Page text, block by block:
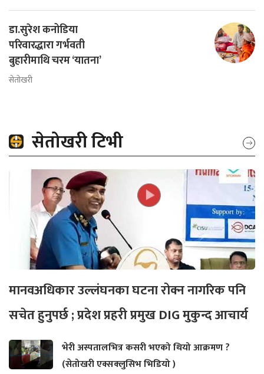
डा.सुरेश कनोडिया
परिवारद्धारा गर्भवती
बुहारीमाथि चरम ‘यातना’
सेतोखरी
सेतोखरी टिभी
मानवअधिकार उल्लंघनका घटना रोक्न नागरिक पनि
सचेत हुनुपर्छ ; प्रदेश प्रहरी प्रमुख DIG मुकुन्द आचार्य
भेरी अस्पतालभित्र कसरी भएको थियो आक्रमण ?
(सेतोखरी एक्सक्लुसिभ भिडियो )